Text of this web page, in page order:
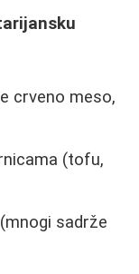
crveno meso,
(tofu,
sadrže